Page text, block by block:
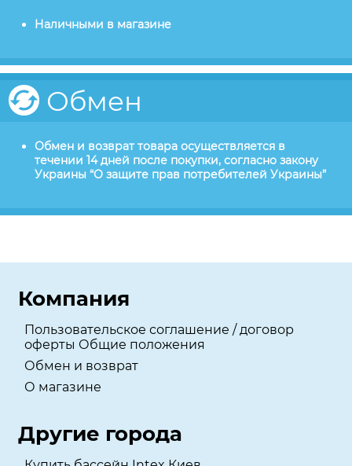
Наличными в магазине
Обмен
Обмен и возврат товара осуществляется в
течении 14 дней после покупки, согласно закону
Украины “О защите прав потребителей Украины”
Компания
Пользовательское соглашение / договор
оферты Общие положения
Обмен и возврат
О магазине
Другие города